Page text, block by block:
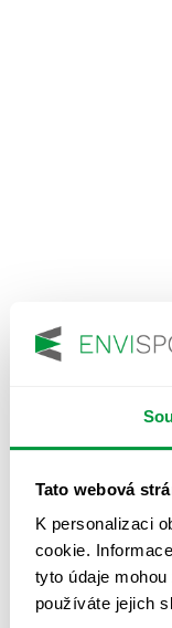
Tato webová
K personalizaci
cookie.
tyto údaje
používáte jejich